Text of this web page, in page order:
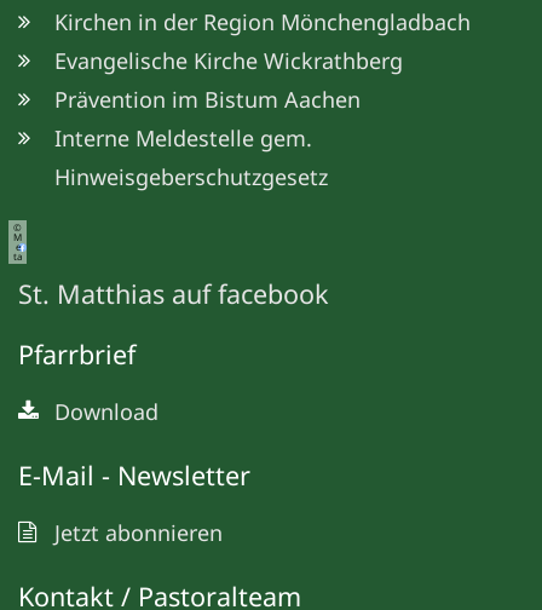
Kirchen in der Region Mönchengladbach
Evangelische Kirche Wickrathberg
Prävention im Bistum Aachen
Interne Meldestelle gem.
Hinweisgeberschutzgesetz
©
M
e
ta
St. Matthias auf facebook
Pfarrbrief
Download
E-Mail - Newsletter
Jetzt abonnieren
Kontakt / Pastoralteam